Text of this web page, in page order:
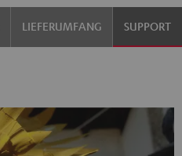
LIEFERUMFANG SUPPORT